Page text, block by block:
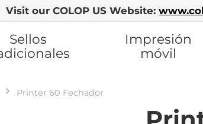
Visit our COLOP US Website:
Sellos
Impresión
móvil
Printer 60 Fechador